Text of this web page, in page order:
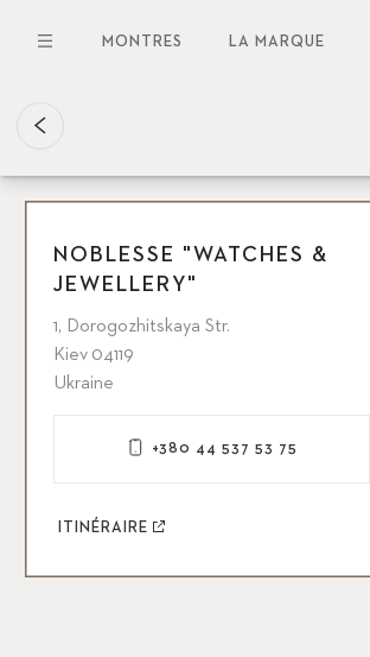
MONTRES LA MARQUE
NOBLESSE "WATCHES &
JEWELLERY"
1, Dorogozhitskaya Str.
Kiev 04119
Ukraine
+380 44 537 53 75
ITINÉRAIRE